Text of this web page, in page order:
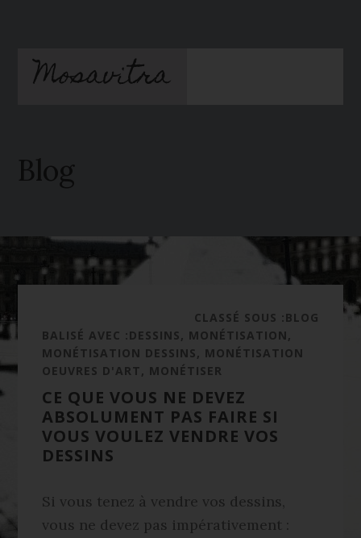
contenu
principal
barreMosavitra
Blog
CLASSÉ SOUS :BLOG
BALISÉ AVEC :DESSINS, MONÉTISATION,
MONÉTISATION DESSINS, MONÉTISATION
OEUVRES D'ART, MONÉTISER
CE QUE VOUS NE DEVEZ
ABSOLUMENT PAS FAIRE SI
VOUS VOULEZ VENDRE VOS
DESSINS
Si vous tenez à vendre vos dessins,
vous ne devez pas impérativement :